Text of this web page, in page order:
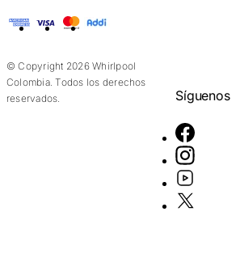
American Express
Visa Mastercard
© Copyright 2026 Whirlpool
Colombia. Todos los derechos
reservados.
Síguenos